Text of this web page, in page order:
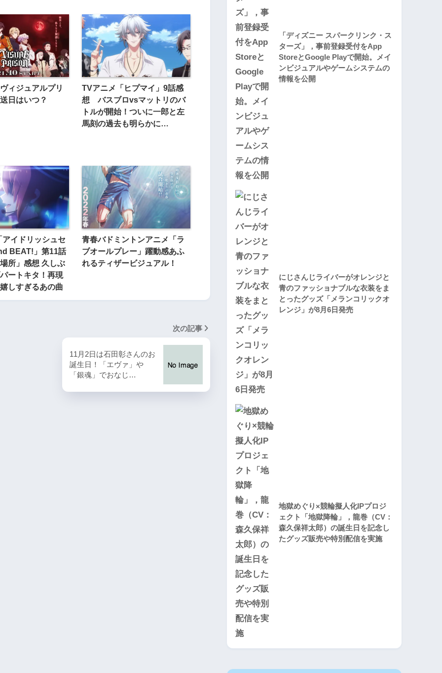
ィジュアルプリ
日はいつ？
TVアニメ「ヒプマイ」9話感
想 バスブロvsマットリのバ
トルが開始！ついに一郎と左
馬刻の過去も明らかに…
イドリッシュセ
BEAT!」第11話
所」感想 久しぶ
ートキタ！再現
しすぎるあの曲
青春バドミントンアニメ「ラ
ブオールプレー」躍動感あふ
れるティザービジュアル！
次の記事
11月2日は石田彰さんのお
誕生日！「エヴァ」や
「銀魂」でおなじ…
「ディズニー スパークリンク・ス
ターズ」，事前登録受付をApp
StoreとGoogle Playで開始。メイ
ンビジュアルやゲームシステムの
情報を公開
にじさんじライバーがオレンジと
青のファッショナブルな衣装をま
とったグッズ「メランコリックオ
レンジ」が8月6日発売
地獄めぐり×競輪擬人化IPプロジ
ェクト「地獄降輪」，龍巻（CV：
森久保祥太郎）の誕生日を記念し
たグッズ販売や特別配信を実施